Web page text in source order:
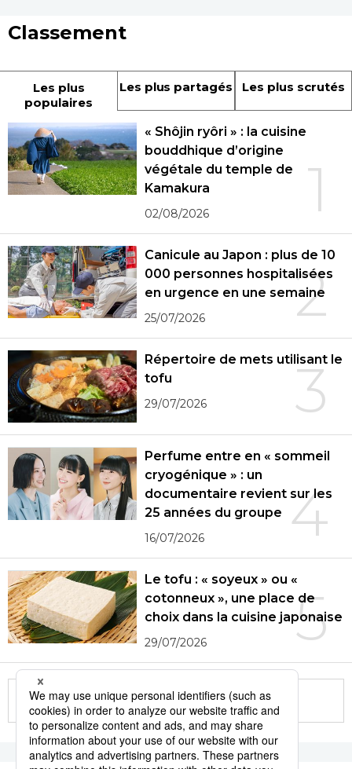
Classement
Les plus
populaires
Les plus partagés Les plus scrutés
1
« Shôjin ryôri » : la cuisine
bouddhique d’origine
végétale du temple de
Kamakura
02/08/2026
2
Canicule au Japon : plus de 10
000 personnes hospitalisées
en urgence en une semaine
25/07/2026
3
Répertoire de mets utilisant le
tofu
29/07/2026
4
Perfume entre en « sommeil
cryogénique » : un
documentaire revient sur les
25 années du groupe
16/07/2026
5
Le tofu : « soyeux » ou «
cotonneux », une place de
choix dans la cuisine japonaise
29/07/2026
More in this series